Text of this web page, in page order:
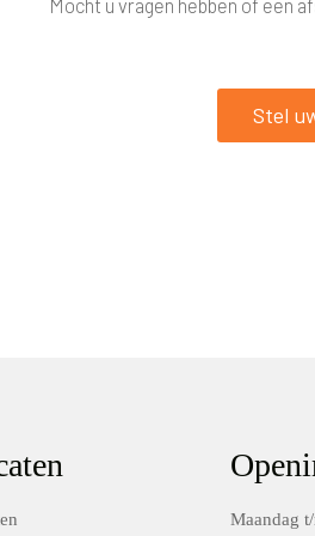
Mocht u vragen hebben of een
Stel
Maandag